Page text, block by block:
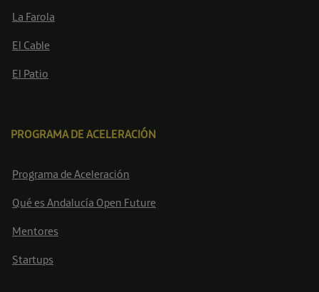
La Farola
El Cable
El Patio
PROGRAMA DE ACELERACIÓN
Programa de Aceleración
Qué es Andalucía Open Future
Mentores
Startups